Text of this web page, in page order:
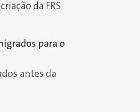
da FRS
para o
antes da